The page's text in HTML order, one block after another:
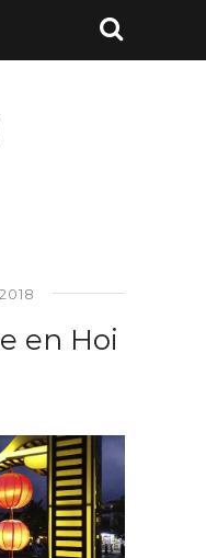
en Hoi